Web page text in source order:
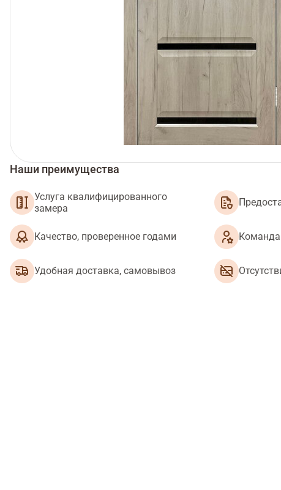
Наши преимущества
Услуга квалифицированного
замера
Качество, проверенное годами
Удобная доставка, самовывоз